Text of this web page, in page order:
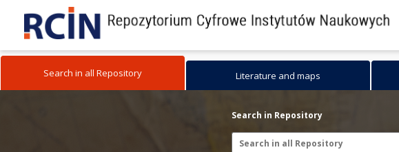
Search in all Repository Literature and maps
Search in Repository